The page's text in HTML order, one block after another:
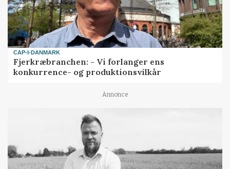
CAP-I-DANMARK
Fjerkræbranchen: - Vi forlanger ens
konkurrence- og produktionsvilkår
Annonce